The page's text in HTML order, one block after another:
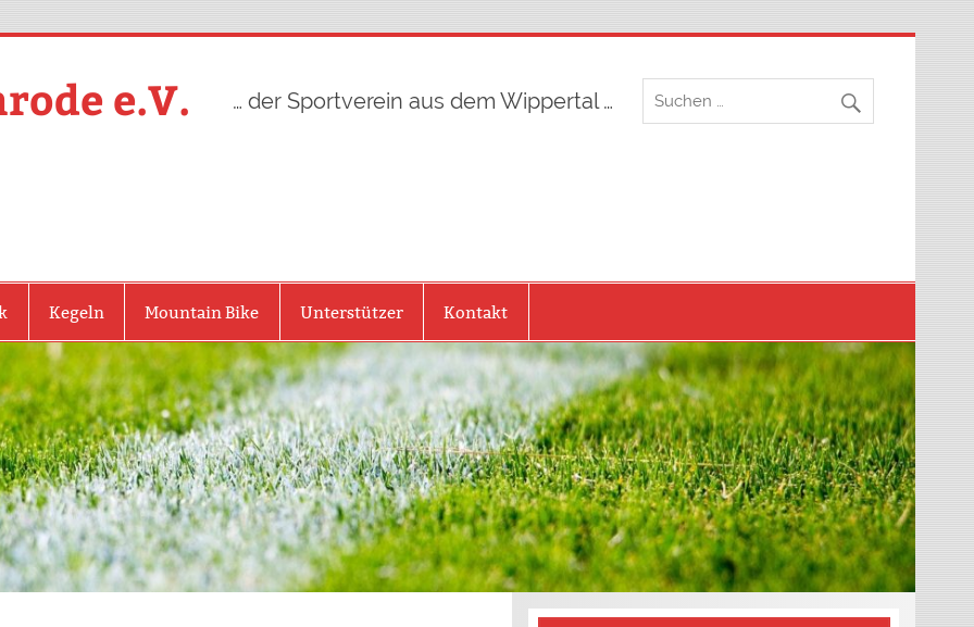
e.V. … der Sportverein aus dem Wippertal …
Kegeln Mountain Bike Unterstützer Kontakt